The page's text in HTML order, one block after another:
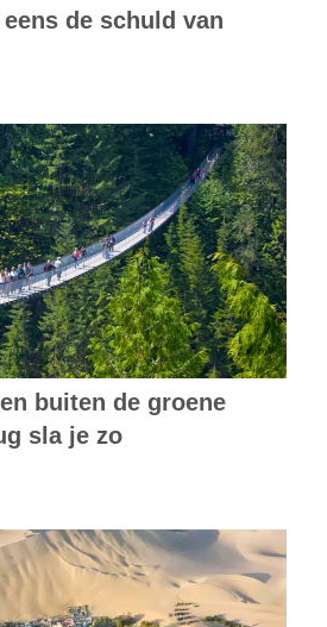
de schuld van
buiten de groene
sla je zo